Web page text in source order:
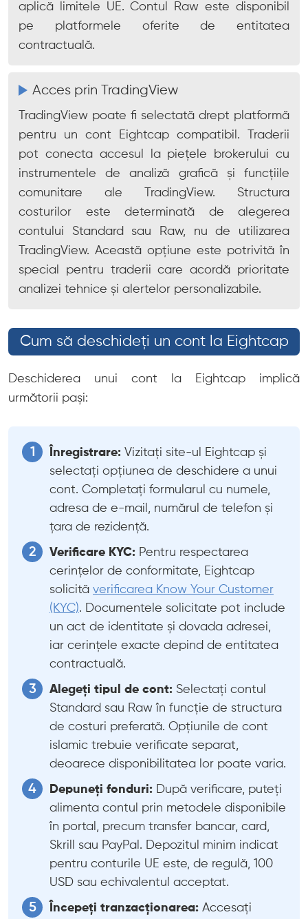
aplică limitele UE. Contul Raw este disponibil
pe platformele oferite de entitatea
contractuală.
Acces prin TradingView
TradingView poate fi selectată drept platformă
pentru un cont Eightcap compatibil. Traderii
pot conecta accesul la piețele brokerului cu
instrumentele de analiză grafică și funcțiile
comunitare ale TradingView. Structura
costurilor este determinată de alegerea
contului Standard sau Raw, nu de utilizarea
TradingView. Această opțiune este potrivită în
special pentru traderii care acordă prioritate
analizei tehnice și alertelor personalizabile.
Cum să deschideți un cont la Eightcap
Deschiderea unui cont la Eightcap implică
următorii pași:
Înregistrare: Vizitați site-ul Eightcap și
selectați opțiunea de deschidere a unui
cont. Completați formularul cu numele,
adresa de e-mail, numărul de telefon și
țara de rezidență.
Verificare KYC: Pentru respectarea
cerințelor de conformitate, Eightcap
solicită verificarea Know Your Customer
(KYC). Documentele solicitate pot include
un act de identitate și dovada adresei,
iar cerințele exacte depind de entitatea
contractuală.
Alegeți tipul de cont: Selectați contul
Standard sau Raw în funcție de structura
de costuri preferată. Opțiunile de cont
islamic trebuie verificate separat,
deoarece disponibilitatea lor poate varia.
Depuneți fonduri: După verificare, puteți
alimenta contul prin metodele disponibile
în portal, precum transfer bancar, card,
Skrill sau PayPal. Depozitul minim indicat
pentru conturile UE este, de regulă, 100
USD sau echivalentul acceptat.
Începeți tranzacționarea: Accesați